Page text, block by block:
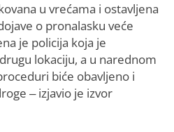
u vrećama i ostavljena
o pronalasku veće
je policija koja je
lokaciju, a u narednom
biće obavljeno i
– izjavio je izvor